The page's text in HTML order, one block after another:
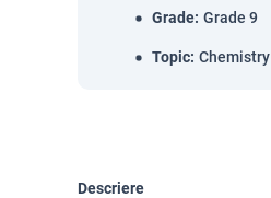
Grade: Grade 9
Topic: Chemistry
Descriere